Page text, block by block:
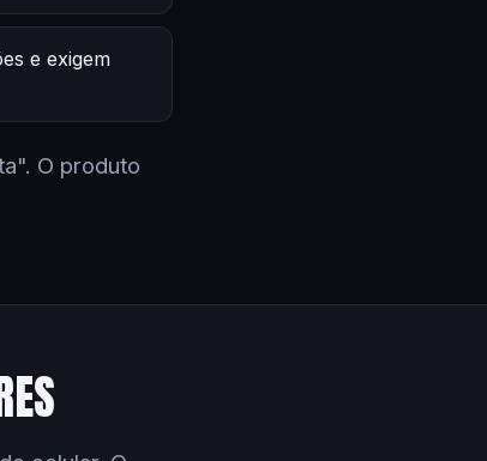
e exigem
O produto